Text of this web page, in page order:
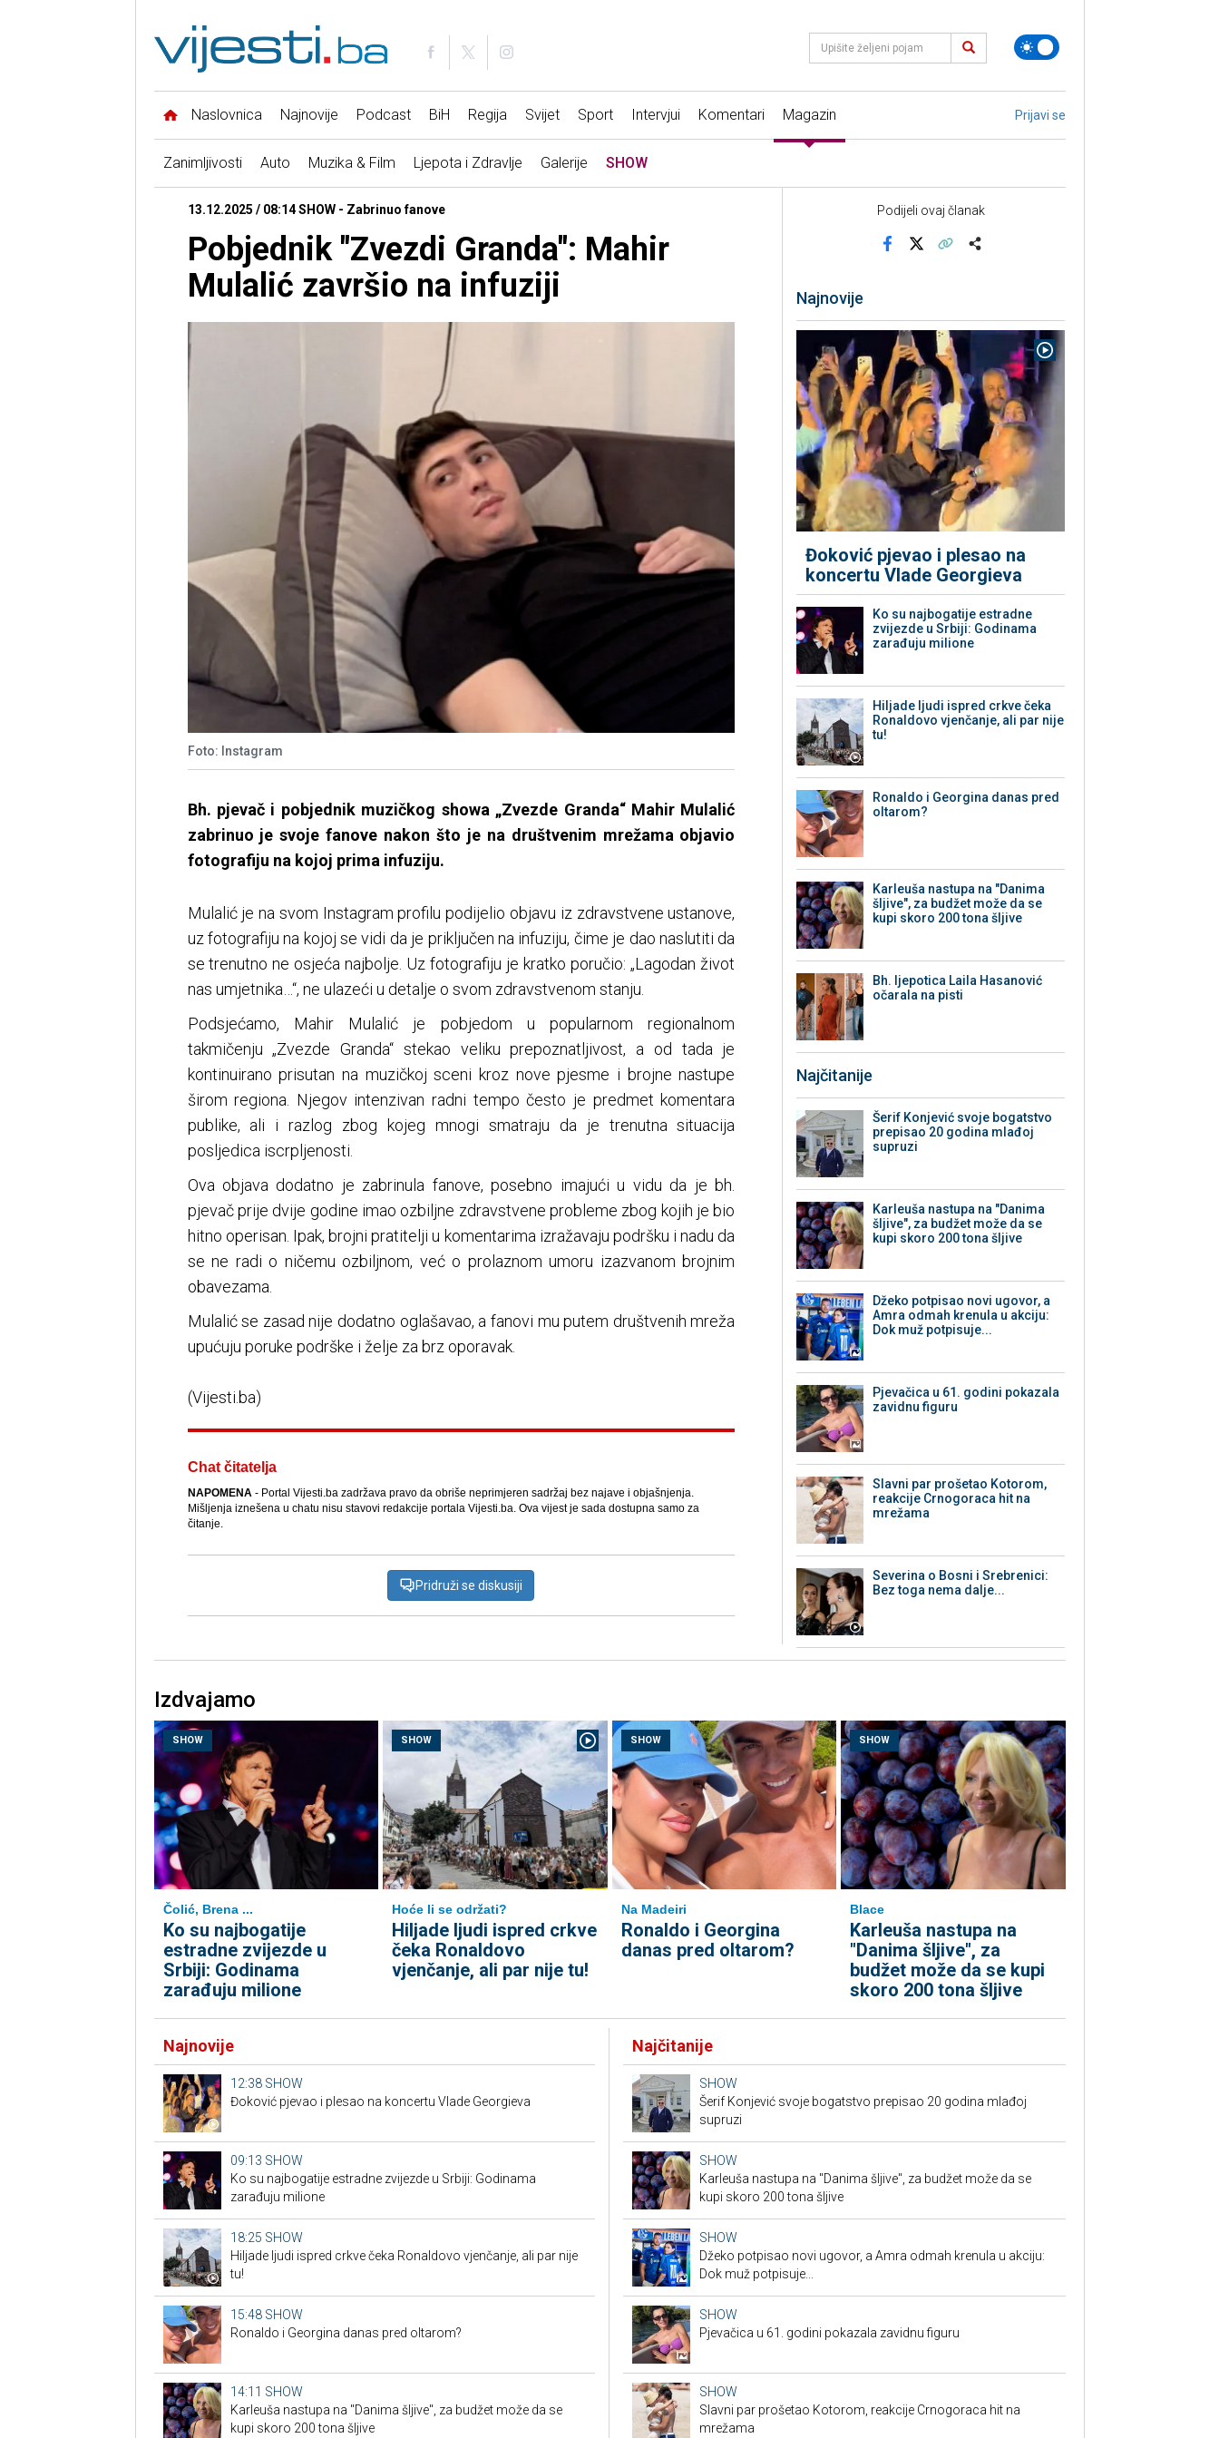
Naslovnica Najnovije Podcast BiH Regija Svijet Sport Intervjui Komentari Magazin Prijavi se
Zanimljivosti Auto Muzika & Film Ljepota i Zdravlje Galerije SHOW
13.12.2025 / 08:14 SHOW - Zabrinuo fanove
Pobjednik "Zvezdi Granda": Mahir
Mulalić završio na infuziji
Foto: Instagram
Bh. pjevač i pobjednik muzičkog showa „Zvezde Granda“ Mahir Mulalić
zabrinuo je svoje fanove nakon što je na društvenim mrežama objavio
fotografiju na kojoj prima infuziju.
Mulalić je na svom Instagram profilu podijelio objavu iz zdravstvene ustanove,
uz fotografiju na kojoj se vidi da je priključen na infuziju, čime je dao naslutiti da
se trenutno ne osjeća najbolje. Uz fotografiju je kratko poručio: „Lagodan život
nas umjetnika…“, ne ulazeći u detalje o svom zdravstvenom stanju.
Podsjećamo, Mahir Mulalić je pobjedom u popularnom regionalnom
takmičenju „Zvezde Granda“ stekao veliku prepoznatljivost, a od tada je
kontinuirano prisutan na muzičkoj sceni kroz nove pjesme i brojne nastupe
širom regiona. Njegov intenzivan radni tempo često je predmet komentara
publike, ali i razlog zbog kojeg mnogi smatraju da je trenutna situacija
posljedica iscrpljenosti.
Ova objava dodatno je zabrinula fanove, posebno imajući u vidu da je bh.
pjevač prije dvije godine imao ozbiljne zdravstvene probleme zbog kojih je bio
hitno operisan. Ipak, brojni pratitelji u komentarima izražavaju podršku i nadu da
se ne radi o ničemu ozbiljnom, već o prolaznom umoru izazvanom brojnim
obavezama.
Mulalić se zasad nije dodatno oglašavao, a fanovi mu putem društvenih mreža
upućuju poruke podrške i želje za brz oporavak.
(Vijesti.ba)
Chat čitatelja
NAPOMENA- Portal Vijesti.ba zadržava pravo da obriše neprimjeren sadržaj bez najave i objašnjenja.
Mišljenja iznešena u chatu nisu stavovi redakcije portala Vijesti.ba. Ova vijest je sada dostupna samo za
čitanje.
Pridruži se diskusiji
Podijeli ovaj članak
Najnovije
Đoković pjevao i plesao na
koncertu Vlade Georgieva
Ko su najbogatije estradne
zvijezde u Srbiji: Godinama
zarađuju milione
Hiljade ljudi ispred crkve čeka
Ronaldovo vjenčanje, ali par nije
tu!
Ronaldo i Georgina danas pred
oltarom?
Karleuša nastupa na "Danima
šljive", za budžet može da se
kupi skoro 200 tona šljive
Bh. ljepotica Laila Hasanović
očarala na pisti
Najčitanije
Šerif Konjević svoje bogatstvo
prepisao 20 godina mlađoj
supruzi
Karleuša nastupa na "Danima
šljive", za budžet može da se
kupi skoro 200 tona šljive
Džeko potpisao novi ugovor, a
Amra odmah krenula u akciju:
Dok muž potpisuje...
Pjevačica u 61. godini pokazala
zavidnu figuru
Slavni par prošetao Kotorom,
reakcije Crnogoraca hit na
mrežama
Severina o Bosni i Srebrenici:
Bez toga nema dalje...
Izdvajamo
SHOW
Čolić, Brena ...
Ko su najbogatije
estradne zvijezde u
Srbiji: Godinama
zarađuju milione
SHOW
Hoće li se održati?
Hiljade ljudi ispred crkve
čeka Ronaldovo
vjenčanje, ali par nije tu!
SHOW
Na Madeiri
Ronaldo i Georgina
danas pred oltarom?
SHOW
Blace
Karleuša nastupa na
"Danima šljive", za
budžet može da se kupi
skoro 200 tona šljive
Najnovije
12:38 SHOW
Đoković pjevao i plesao na koncertu Vlade Georgieva
09:13 SHOW
Ko su najbogatije estradne zvijezde u Srbiji: Godinama
zarađuju milione
18:25 SHOW
Hiljade ljudi ispred crkve čeka Ronaldovo vjenčanje, ali par nije
tu!
15:48 SHOW
Ronaldo i Georgina danas pred oltarom?
14:11 SHOW
Karleuša nastupa na "Danima šljive", za budžet može da se
kupi skoro 200 tona šljive
Najčitanije
SHOW
Šerif Konjević svoje bogatstvo prepisao 20 godina mlađoj
supruzi
SHOW
Karleuša nastupa na "Danima šljive", za budžet može da se
kupi skoro 200 tona šljive
SHOW
Džeko potpisao novi ugovor, a Amra odmah krenula u akciju:
Dok muž potpisuje...
SHOW
Pjevačica u 61. godini pokazala zavidnu figuru
SHOW
Slavni par prošetao Kotorom, reakcije Crnogoraca hit na
mrežama